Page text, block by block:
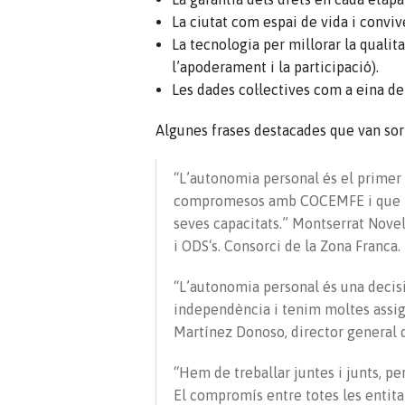
La ciutat com espai de vida i
La tecnologia per millorar la
l’apoderament i la participació).
Les dades col·lectives com a eina
Algunes frases destacades que van
“L’autonomia personal és el
compromesos amb COCEMFE i que
seves capacitats.” Montserrat
i ODS‘s. Consorci de la Zona Franca.
“L’autonomia personal és una
independència i tenim moltes
Martínez Donoso, director general
“Hem de treballar juntes i junts,
El compromís entre totes les